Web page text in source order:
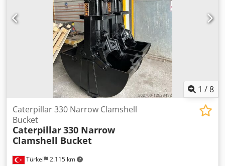
1 /8
Türkei 2.115 km
Caterpillar 330 Narrow Clamshell
Bucket
Caterpillar330 Narrow
Clamshell Bucket